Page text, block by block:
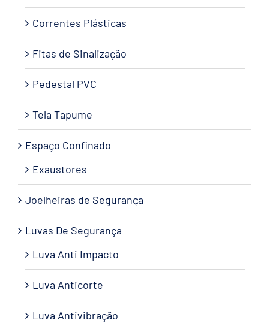
Correntes Plásticas
Fitas de Sinalização
Pedestal PVC
Tela Tapume
Espaço Confinado
Exaustores
Joelheiras de Segurança
Luvas De Segurança
Luva Anti Impacto
Luva Anticorte
Luva Antivibração